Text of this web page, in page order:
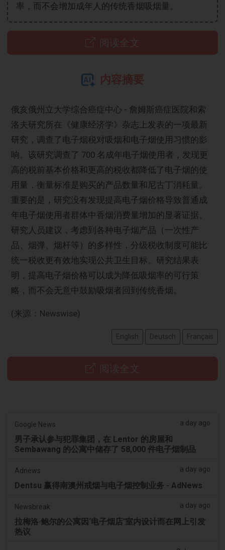
率，而不会增加成年人的传统香烟吸烟量。
阅读全文
内容摘要
俄亥俄州立大学综合癌症中心 - 詹姆斯癌症医院和索
洛夫研究所在《健康经济学》杂志上发表的一项最新
研究，调查了电子烟税对吸烟和电子烟使用习惯的影
响。该研究调查了 700 名成年电子烟使用者，发现更
高的税前基本价格和更高的税收都降低了电子烟的使
用量，衡量标准是购买的产品数量和尼古丁消耗量。
重要的是，研究没有发现提高电子烟价格导致普通成
年电子烟使用者群体中香烟消费量增加的显著证据。
研究人员建议，考虑到各种电子烟产品（一次性产
品、烟弹、烟杆等）的多样性，分级税收制度可能比
统一税收更有效地实现公共卫生目标。研究结果表
明，提高电子烟价格可以成为降低吸烟率的可行策
略，而不会无意中鼓励吸烟者回到传统香烟。
(来源：Newswise)
English Deutsch Français
阅读全文
Google News a day ago
男子承认参与犯罪集团，在 Lentor 的房屋和
Sembawang 的公寓中储存了 58,000 件电子烟制品
Adnews a day ago
Dentsu 赢得南澳州戒烟与电子烟控制业务 - AdNews
Newsbreak a day ago
拉梅洛·鲍尔的公寓因‘电子烟店’室内设计而在网上引发
热议